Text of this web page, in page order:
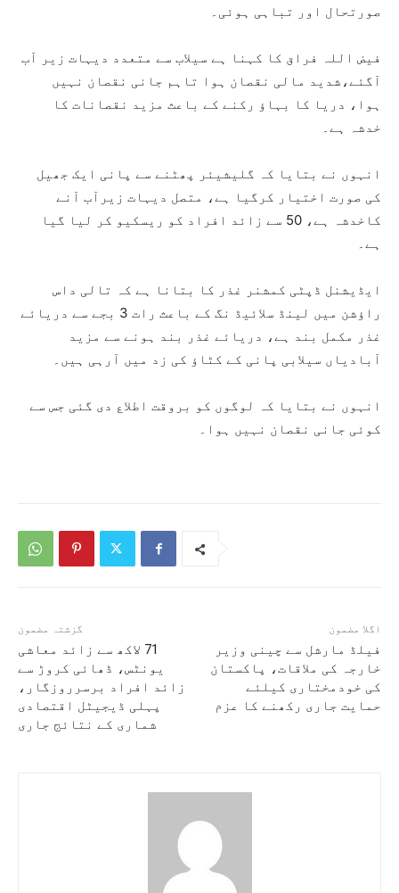
صورتحال اور تباہی ہوئی۔
فیض اللہ فراق کا کہنا ہے سیلاب سے متعدد دیہات زیر آب
آگئے،شدید مالی نقصان ہوا تاہم جانی نقصان نہیں
ہوا، دریا کا بہاؤ رکنے کے باعث مزید نقصانات کا
خدشہ ہے۔
انہوں نے بتایا کہ گلیشیئر پھٹنے سے پانی ایک جھیل
کی صورت اختیار کرگیا ہے، متصل دیہات زیرآب آنے
کاخدشہ ہے، 50 سے زائد افراد کو ریسکیو کر لیا گیا
ہے۔
ایڈیشنل ڈپٹی کمشنر غذر کا بتانا ہے کہ تالی داس
راؤشن میں لینڈ سلائیڈ نگ کے باعث رات 3 بجے سے دریائے
غذر مکمل بند ہے، دریائے غذر بند ہونے سے مزید
آبادیاں سیلابی پانی کے کٹاؤ کی زد میں آرہی ہیں۔
انہوں نے بتایا کہ لوگوں کو بروقت اطلاع دی گئی جس سے
کوئی جانی نقصان نہیں ہوا۔
گزشتہ مضمون
71 لاکھ سے زائد معاشی
یونٹس، ڈھائی کروڑ سے
زائد افراد برسرروزگار،
پہلی ڈیجیٹل اقتصادی
شماری کے نتائج جاری
اگلا مضمون
فیلڈ مارشل سے چینی وزیر
خارجہ کی ملاقات، پاکستان
کی خودمختاری کیلئے
حمایت جاری رکھنے کا عزم